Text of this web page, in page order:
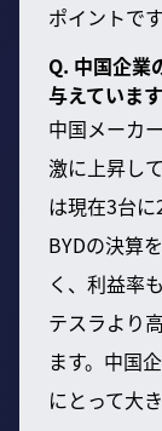
ポイントです
Q. 中国企業
与えていま
中国メーカ
激に上昇し
は現在3台に
BYDの決算
く、利益率
テスラより
ます。中国
にとって大